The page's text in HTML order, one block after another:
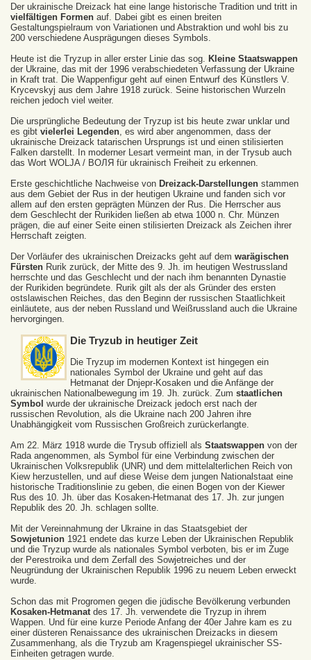
Der ukrainische Dreizack hat eine lange historische Tradition und tritt in
vielfältigen Formen auf. Dabei gibt es einen breiten
Gestaltungspielraum von Variationen und Abstraktion und wohl bis zu
200 verschiedene Ausprägungen dieses Symbols.
Heute ist die Tryzup in aller erster Linie das sog.
Kleine Staatswappen
der Ukraine, das mit der 1996 verabschiedeten Verfassung der Ukraine
in Kraft trat. Die Wappenfigur geht auf einen Entwurf des Künstlers V.
Krycevskyj aus dem Jahre 1918 zurück. Seine historischen Wurzeln
reichen jedoch viel weiter.
Die ursprüngliche Bedeutung der Tryzup ist bis heute zwar unklar und
es gibt vielerlei Legenden , es wird aber angenommen, dass der
ukrainische Dreizack tatarischen Ursprungs ist und einen stilisierten
Falken darstellt. In moderner Lesart vermeint man, in der Trysub auch
das Wort WOLJA / ВОЛЯ für ukrainisch Freiheit zu erkennen.
Erste geschichtliche Nachweise von Dreizack-Darstellungen stammen
aus dem Gebiet der Rus in der heutigen Ukraine und fanden sich vor
allem auf den ersten geprägten Münzen der Rus. Die Herrscher aus
dem Geschlecht der Rurikiden ließen ab etwa 1000 n. Chr. Münzen
prägen, die auf einer Seite einen stilisierten Dreizack als Zeichen ihrer
Herrschaft zeigten.
Der Vorläufer des ukrainischen Dreizacks geht auf dem warägischen
Fürsten Rurik zurück, der Mitte des 9. Jh. im heutigen Westrussland
herrschte und das Geschlecht und der nach ihm benannten Dynastie
der Rurikiden begründete. Rurik gilt als der als Gründer des ersten
ostslawischen Reiches, das den Beginn der russischen Staatlichkeit
einläutete, aus der neben Russland und Weißrussland auch die Ukraine
hervorgingen.
Die Tryzub in heutiger Zeit
Die Tryzup im modernen Kontext ist hingegen ein
nationales Symbol der Ukraine und geht auf das
Hetmanat der Dnjepr-Kosaken und die Anfänge der
ukrainischen Nationalbewegung im 19. Jh. zurück. Zum staatlichen
Symbol wurde der ukrainische Dreizack jedoch erst nach der
russischen Revolution, als die Ukraine nach 200 Jahren ihre
Unabhängigkeit vom Russischen Großreich zurückerlangte.
Am 22. März 1918 wurde die Trysub offiziell als Staatswappen von der
Rada angenommen, als Symbol für eine Verbindung zwischen der
Ukrainischen Volksrepublik (UNR) und dem mittelalterlichen Reich von
Kiew herzustellen, und auf diese Weise dem jungen Nationalstaat eine
historische Traditionslinie zu geben, die einen Bogen von der Kiewer
Rus des 10. Jh. über das Kosaken-Hetmanat des 17. Jh. zur jungen
Republik des 20. Jh. schlagen sollte.
Mit der Vereinnahmung der Ukraine in das Staatsgebiet der
Sowjetunion 1921 endete das kurze Leben der Ukrainischen Republik
und die Tryzup wurde als nationales Symbol verboten, bis er im Zuge
der Perestroika und dem Zerfall des Sowjetreiches und der
Neugründung der Ukrainischen Republik 1996 zu neuem Leben erweckt
wurde.
Schon das mit Progromen gegen die jüdische Bevölkerung verbunden
Kosaken-Hetmanat des 17. Jh. verwendete die Tryzup in ihrem
Wappen. Und für eine kurze Periode Anfang der 40er Jahre kam es zu
einer düsteren Renaissance des ukrainischen Dreizacks in diesem
Zusammenhang, als die Tryzub am Kragenspiegel ukrainischer SS-
Einheiten getragen wurde.